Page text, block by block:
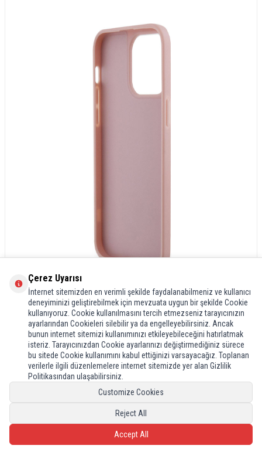
Çerez Uyarısı
İnternet sitemizden en verimli şekilde faydalanabilmeniz ve kullanıcı
deneyiminizi geliştirebilmek için mevzuata uygun bir şekilde Cookie
kullanıyoruz. Cookie kullanılmasını tercih etmezseniz tarayıcınızın
ayarlarından Cookieleri silebilir ya da engelleyebilirsiniz. Ancak
bunun internet sitemizi kullanımınızı etkileyebileceğini hatırlatmak
isteriz. Tarayıcınızdan Cookie ayarlarınızı değiştirmediğiniz sürece
bu sitede Cookie kullanımını kabul ettiğinizi varsayacağız. Toplanan
verilerle ilgili düzenlemelere internet sitemizde yer alan Gizlilik
Politikasından ulaşabilirsiniz.
Customize Cookies
Reject All
Accept All